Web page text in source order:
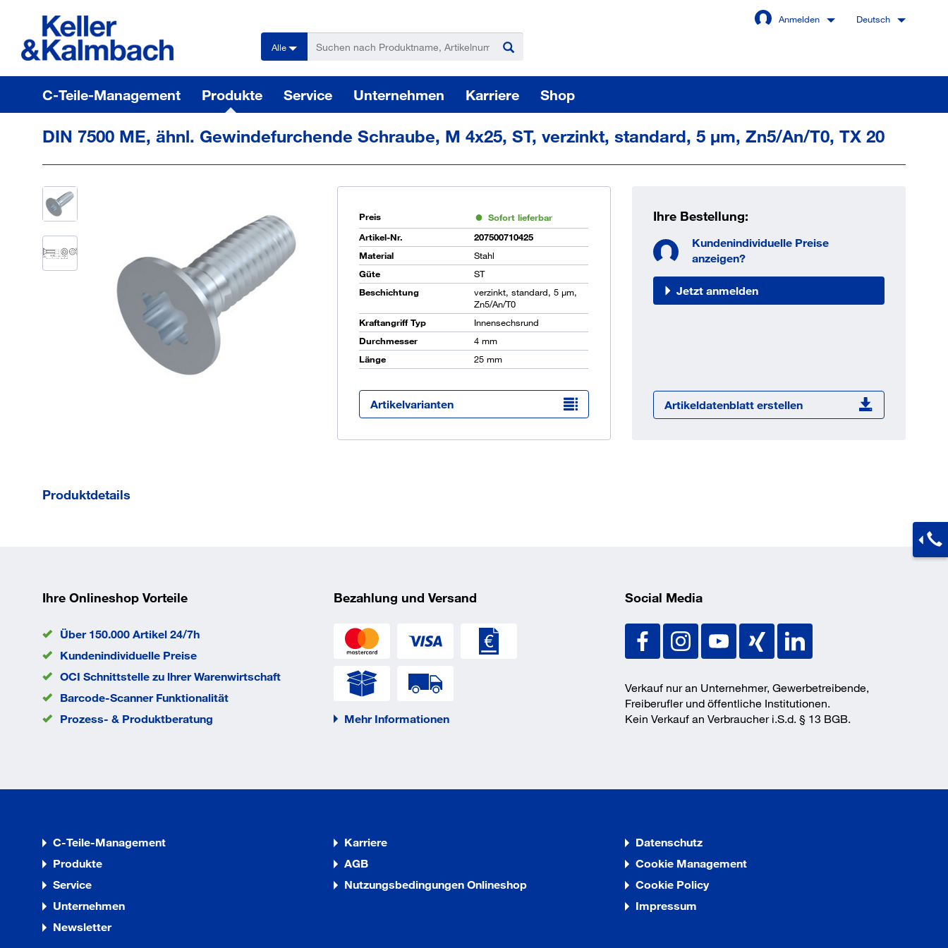
Anmelden
Angemeldet bleiben
Sie sind noch kein Kunde
OCI Schnittstelle zu lhrer
Warenwirtschaft
Deutsch
Alle
C-Teile-Management Produkte Service Unternehmen Karriere Shop
DIN 7500 ME, ähnl. Gewindefurchende Schraube, M 4x25, ST, verzinkt, standard, 5 µm, Zn5/An/T0, TX 20
Preis
Sofort lieferbar
Artikel-Nr.
207500710425
Material
Stahl
Güte
ST
Beschichtung
verzinkt, standard, 5 µm,
Zn5/An/T0
Kraftangriff Typ
Innensechsrund
Durchmesser
4 mm
Länge
25 mm
Artikelvarianten
Ihre Bestellung:
Kundenindividuelle Preise
anzeigen?
Jetzt anmelden
Artikeldatenblatt erstellen
Produktdetails
Norm
DIN
ME
Kopfhöhe k
2.7
mm
Kopfdurchmesser
dk
8.4
mm
mm
Ihre Onlineshop Vorteile
Über 150.000 Artikel 24/7h
Kundenindividuelle Preise
OCI Schnittstelle zu lhrer Warenwirtschaft
Barcode-Scanner Funktionalität
Prozess- & Produktberatung
Bezahlung und Versand
Mehr Informationen
Social Media
Verkauf nur an Unternehmer, Gewerbetreibende,
Freiberufler und öffentliche Institutionen.
Kein Verkauf an Verbraucher i.S.d. § 13 BGB.
C-Teile-Management
Produkte
Service
Unternehmen
Newsletter
Karriere
AGB
Nutzungsbedingungen Onlineshop
Datenschutz
Cookie Management
Cookie Policy
Impressum